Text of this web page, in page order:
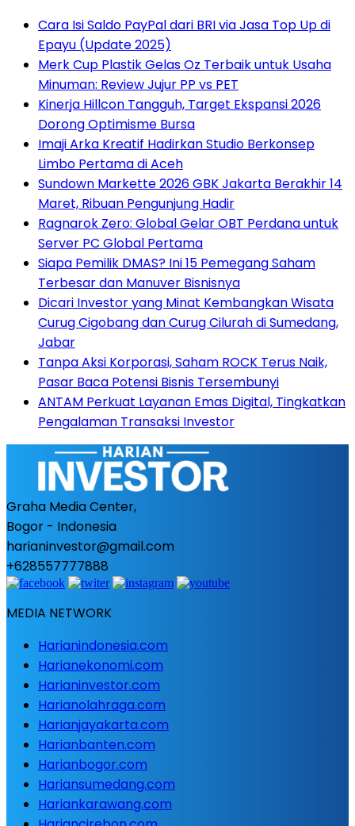
Cara Isi Saldo PayPal dari BRI via Jasa Top Up di
Epayu (Update 2025)
Merk Cup Plastik Gelas Oz Terbaik untuk Usaha
Minuman: Review Jujur PP vs PET
Kinerja Hillcon Tangguh, Target Ekspansi 2026
Dorong Optimisme Bursa
Imaji Arka Kreatif Hadirkan Studio Berkonsep
Limbo Pertama di Aceh
Sundown Markette 2026 GBK Jakarta Berakhir 14
Maret, Ribuan Pengunjung Hadir
Ragnarok Zero: Global Gelar OBT Perdana untuk
Server PC Global Pertama
Siapa Pemilik DMAS? Ini 15 Pemegang Saham
Terbesar dan Manuver Bisnisnya
Dicari Investor yang Minat Kembangkan Wisata
Curug Cigobang dan Curug Cilurah di Sumedang,
Jabar
Tanpa Aksi Korporasi, Saham ROCK Terus Naik,
Pasar Baca Potensi Bisnis Tersembunyi
ANTAM Perkuat Layanan Emas Digital, Tingkatkan
Pengalaman Transaksi Investor
Graha Media Center,
Bogor - Indonesia
harianinvestor@gmail.com
+628557777888
MEDIA NETWORK
Harianindonesia.com
Harianekonomi.com
Harianinvestor.com
Harianolahraga.com
Harianjayakarta.com
Harianbanten.com
Harianbogor.com
Hariansumedang.com
Hariankarawang.com